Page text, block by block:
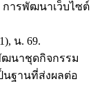
การพัฒนาเว็บไซต์
น. 69.
ฒนาชุดกิจกรรม
นฐานที่ส่งผลต่อ